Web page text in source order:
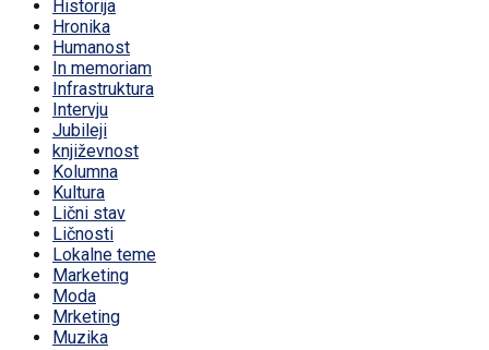
Historija
Hronika
Humanost
In memoriam
Infrastruktura
Intervju
Jubileji
književnost
Kolumna
Kultura
Lični stav
Ličnosti
Lokalne teme
Marketing
Moda
Mrketing
Muzika